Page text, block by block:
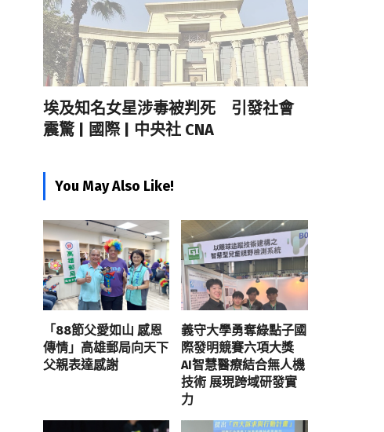
埃及知名女星涉毒被判死 引發社會
震驚 | 國際 | 中央社 CNA
You May Also Like!
「88節父愛如山 感恩
傳情」高雄郵局向天下
父親表達感謝
義守大學勇奪綠點子國
際發明競賽六項大獎
AI智慧醫療結合無人機
技術 展現跨域研發實
力